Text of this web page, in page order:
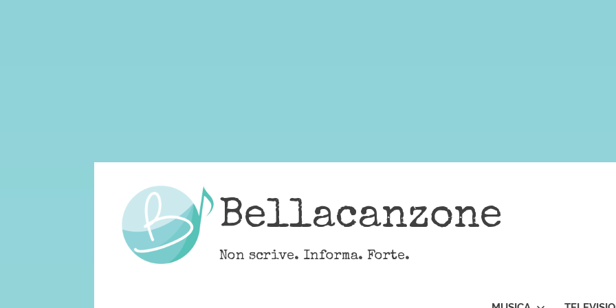
content
Bellacanzone
Non scrive. Informa. Forte.